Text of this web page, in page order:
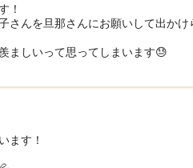
！
さんを旦那さんにお願いして出かけ
ましいって思ってしまいます😓
ます！